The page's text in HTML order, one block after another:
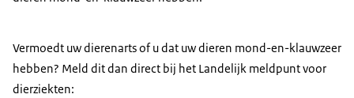
Vermoedt uw dierenarts of u dat uw dieren mond-en-klauwzeer
hebben? Meld dit dan direct bij het Landelijk meldpunt voor
dierziekten: